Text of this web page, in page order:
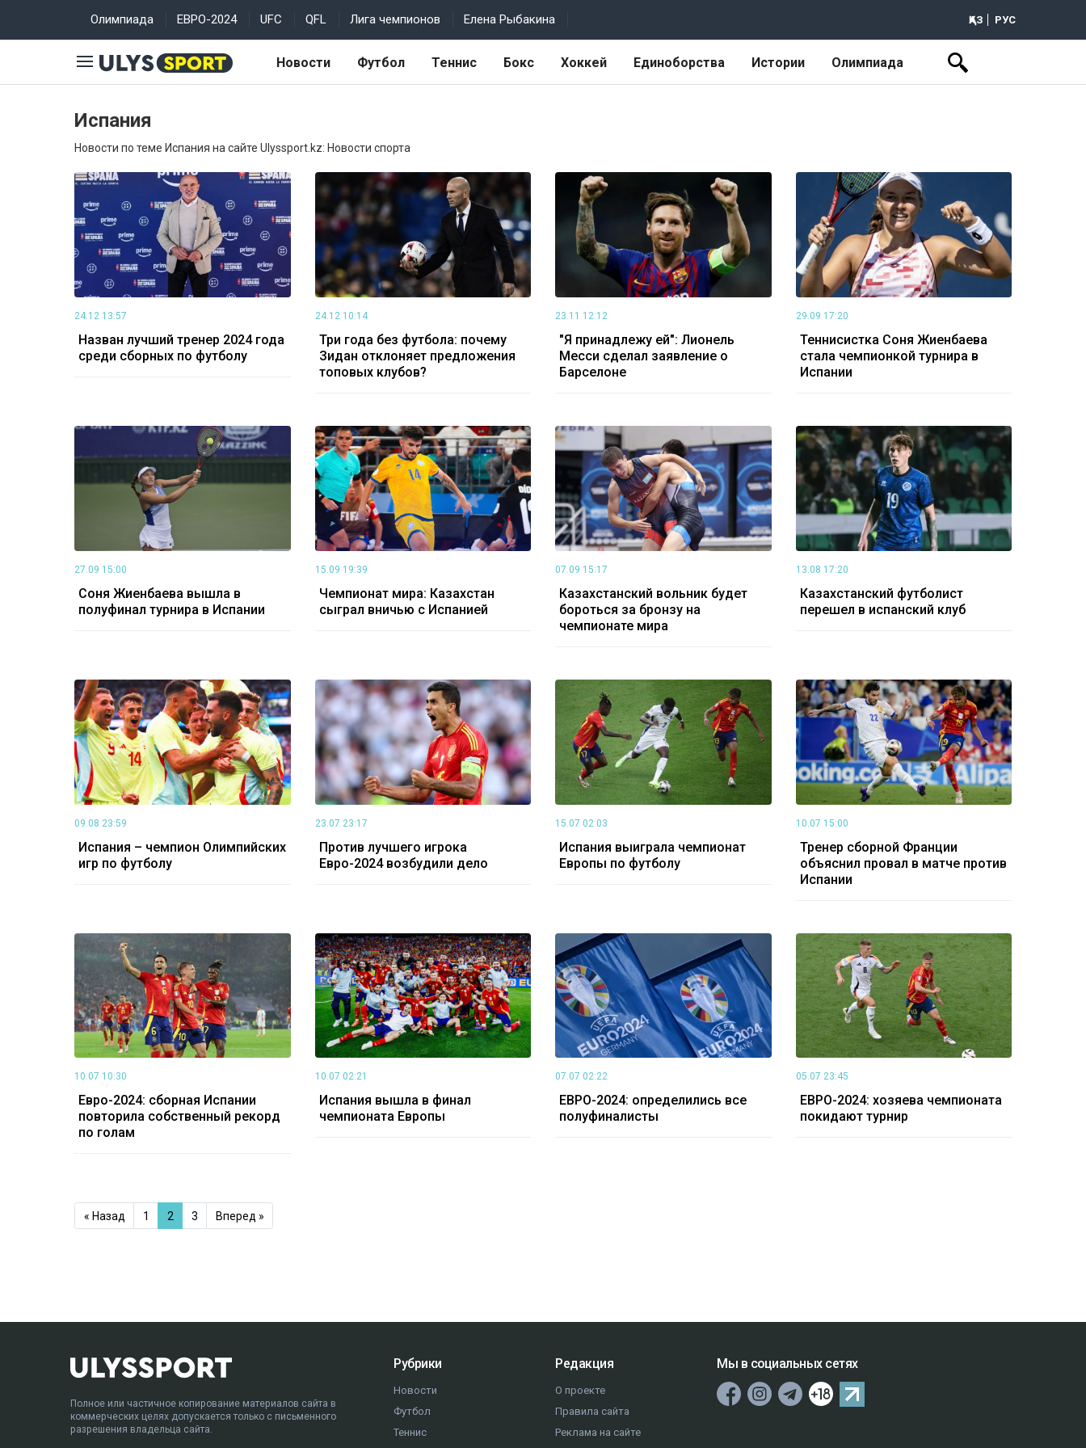
Олимпиада ЕВРО-2024 UFC QFL Лига чемпионов Елена Рыбакина ҚАЗ РУС
Новости Футбол Теннис Бокс Хоккей Единоборства Истории Олимпиада
Испания
Новости по теме Испания на сайте Ulyssport.kz: Новости спорта
24.12 13:57
Назван лучший тренер 2024 года
среди сборных по футболу
24.12 10:14
Три года без футбола: почему
Зидан отклоняет предложения
топовых клубов?
23.11 12:12
"Я принадлежу ей": Лионель
Месси сделал заявление о
Барселоне
29.09 17:20
Теннисистка Соня Жиенбаева
стала чемпионкой турнира в
Испании
27.09 15:00
Соня Жиенбаева вышла в
полуфинал турнира в Испании
15.09 19:39
Чемпионат мира: Казахстан
сыграл вничью с Испанией
07.09 15:17
Казахстанский вольник будет
бороться за бронзу на
чемпионате мира
13.08 17:20
Казахстанский футболист
перешел в испанский клуб
09.08 23:59
Испания – чемпион Олимпийских
игр по футболу
23.07 23:17
Против лучшего игрока
Евро-2024 возбудили дело
15.07 02:03
Испания выиграла чемпионат
Европы по футболу
10.07 15:00
Тренер сборной Франции
объяснил провал в матче против
Испании
10.07 10:30
Евро-2024: сборная Испании
повторила собственный рекорд
по голам
10.07 02:21
Испания вышла в финал
чемпионата Европы
07.07 02:22
ЕВРО-2024: определились все
полуфиналисты
05.07 23:45
ЕВРО-2024: хозяева чемпионата
покидают турнир
« Назад 1 2 3 Вперед »
Полное или частичное копирование материалов сайта в
коммерческих целях допускается только с письменного
разрешения владельца сайта.
Рубрики
Новости
Футбол
Теннис
Редакция
О проекте
Правила сайта
Реклама на сайте
Мы в социальных сетях